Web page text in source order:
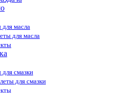
масла
для масла
смазки
для смазки